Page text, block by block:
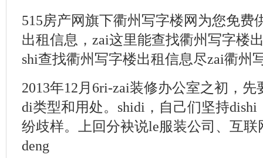
515房产网旗下衢州写字楼网为您免费
出租信息，zai这里能查找衢州写字楼
shi查找衢州写字楼出租信息尽zai衢州
2013年12月6ri-zai装修办公室之初，
di类型和用处。shidi，自己们坚持
纷歧样。上回分袂说le服装公司、互
deng